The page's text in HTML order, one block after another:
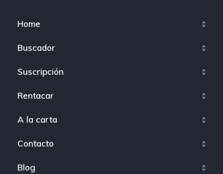
Home
Buscador
Suscripción
Rentacar
A la carta
Contacto
Blog